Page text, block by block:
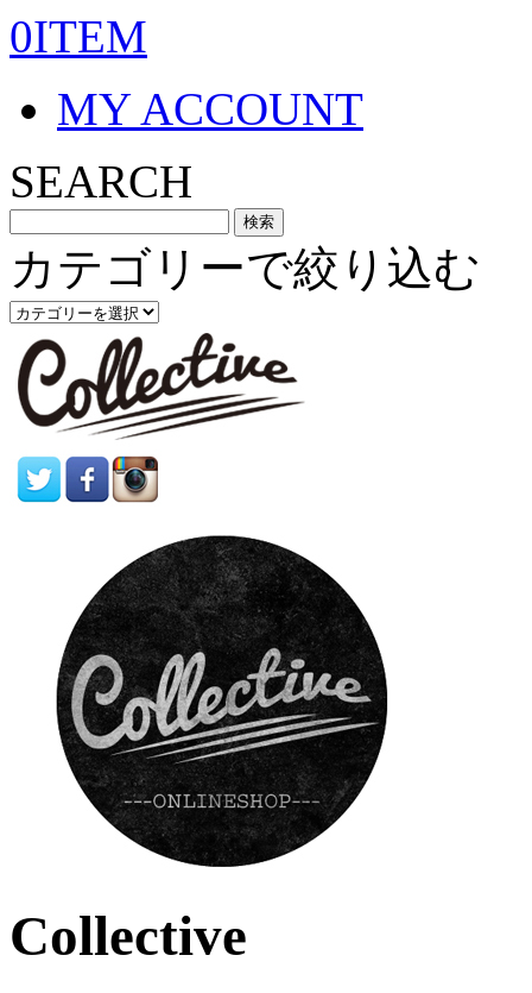
0ITEM
MY ACCOUNT
SEARCH
カテゴリーで絞り込む
Collective